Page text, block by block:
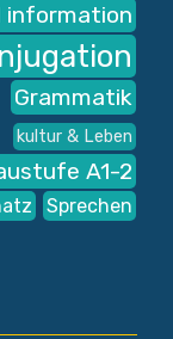
information
Grammatik
kultur & Leben
A1-2
Sprechen